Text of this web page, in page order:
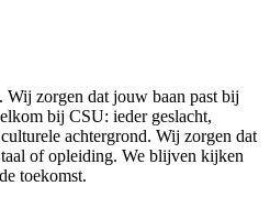
zorgen dat jouw baan past bij
bij CSU: ieder geslacht,
achtergrond. Wij zorgen dat
of opleiding. We blijven kijken
toekomst.